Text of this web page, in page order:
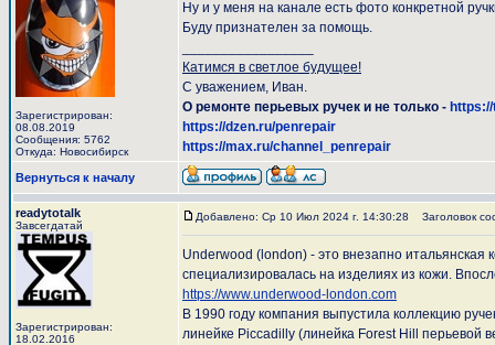
Зарегистрирован:
08.08.2019
Сообщения: 5762
Откуда: Новосибирск
Ну и у меня на канале есть фото конкретной
Буду признателен за помощь.
Катимся в светлое будущее!
С уважением, Иван.
О ремонте перьевых ручек и не только -
https://dzen.ru/penrepair
https://max.ru/channel_penrepair
Вернуться к началу
readytotalk
Завсегдатай
Зарегистрирован:
18.02.2016
Добавлено: Ср 10 Июл 2024 г. 14:30:28 Заголовок
Underwood (london) - это внезапно итальянская
специализировалась на изделиях из кожи.
https://www.underwood-london.com
В 1990 году компания выпустила коллекцию
линейке Piccadilly (линейка Forest Hill перьевой